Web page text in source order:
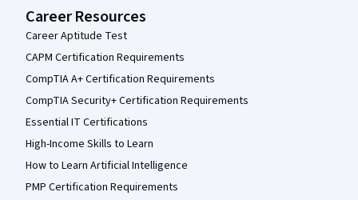
Career Resources
Career Aptitude Test
CAPM Certification Requirements
CompTIA A+ Certification Requirements
CompTIA Security+ Certification Requirements
Essential IT Certifications
High-Income Skills to Learn
How to Learn Artificial Intelligence
PMP Certification Requirements